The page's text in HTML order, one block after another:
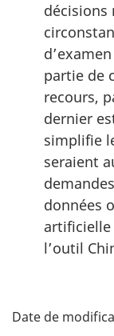
décisions
partie de
recours,
dernier
simplifie
seraient
données
artificielle
l’outil
D